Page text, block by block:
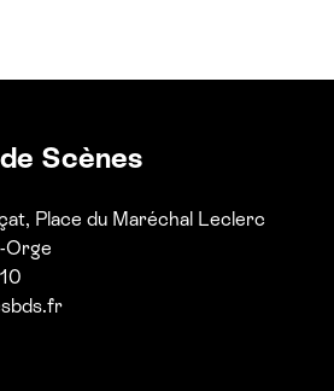
Scènes
Place du Maréchal Leclerc
Orge